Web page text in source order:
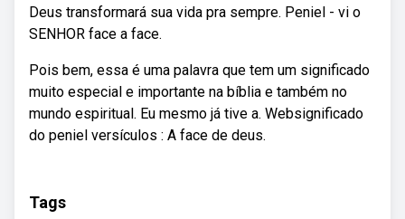
Deus transformará sua vida pra sempre. Peniel - vi o
SENHOR face a face.
Pois bem, essa é uma palavra que tem um significado
muito especial e importante na bíblia e também no
mundo espiritual. Eu mesmo já tive a. Websignificado
do peniel versículos : A face de deus.
Tags